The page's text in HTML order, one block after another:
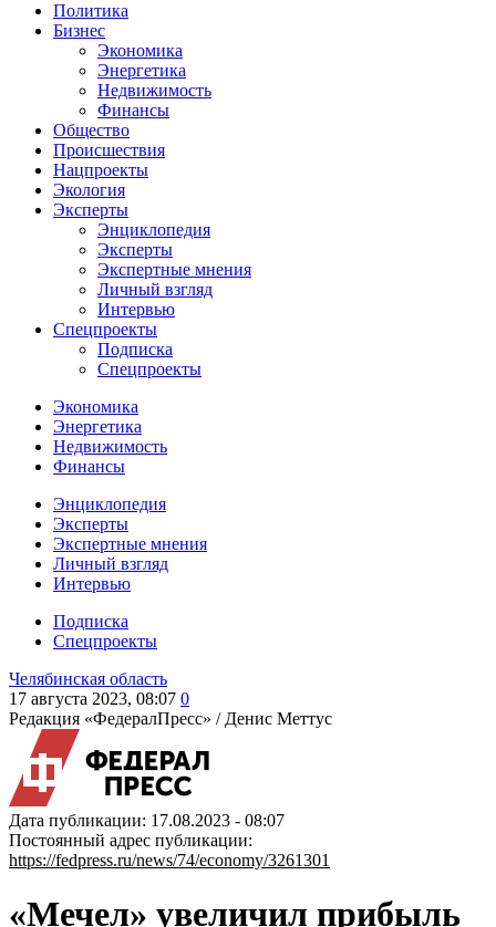
Политика
Бизнес
Экономика
Энергетика
Недвижимость
Финансы
Общество
Происшествия
Нацпроекты
Экология
Эксперты
Энциклопедия
Эксперты
Экспертные мнения
Личный взгляд
Интервью
Спецпроекты
Подписка
Спецпроекты
Экономика
Энергетика
Недвижимость
Финансы
Энциклопедия
Эксперты
Экспертные мнения
Личный взгляд
Интервью
Подписка
Спецпроекты
Челябинская область
17 августа 2023, 08:07 0
Редакция «ФедералПресс» / Денис Меттус
Дата публикации: 17.08.2023 - 08:07
Постоянный адрес публикации:
https://fedpress.ru/news/74/economy/3261301
«Мечел» увеличил прибыль